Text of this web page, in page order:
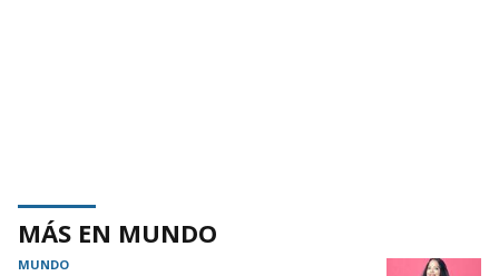
MÁS EN MUNDO
MUNDO